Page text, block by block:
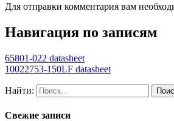
Для отправки комментария вам
Навигация по записям
65801-022 datasheet
10022753-150LF datasheet
Найти:
Свежие записи